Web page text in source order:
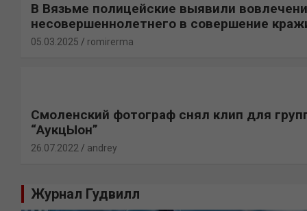
В Вязьме полицейские выявили
несовершеннолетнего в совершение
05.03.2025 romirerma
Смоленский фотограф снял клип для
“АукцЫон”
26.07.2022 andrey
Журнал Гудвилл